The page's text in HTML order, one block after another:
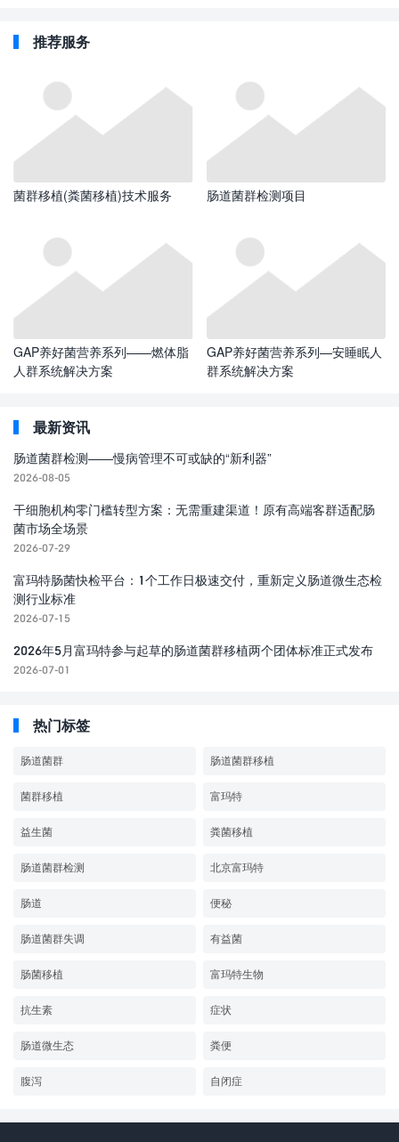
推荐服务
菌群移植(粪菌移植)技术服务 肠道菌群检测项目
GAP养好菌营养系列——燃体脂
人群系统解决方案
GAP养好菌营养系列—安睡眠人
群系统解决方案
最新资讯
肠道菌群检测——慢病管理不可或缺的“新利器”
2026-08-05
干细胞机构零门槛转型方案：无需重建渠道！原有高端客群适配肠
菌市场全场景
2026-07-29
富玛特肠菌快检平台：1个工作日极速交付，重新定义肠道微生态检
测行业标准
2026-07-15
2026年5月富玛特参与起草的肠道菌群移植两个团体标准正式发布
2026-07-01
热门标签
肠道菌群 肠道菌群移植
菌群移植 富玛特
益生菌 粪菌移植
肠道菌群检测 北京富玛特
肠道 便秘
肠道菌群失调 有益菌
肠菌移植 富玛特生物
抗生素 症状
肠道微生态 粪便
腹泻 自闭症